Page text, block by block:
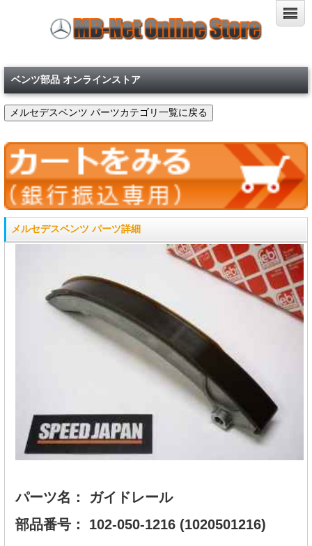
ベンツ部品 オンラインストア
メルセデスベンツ パーツ詳細
パーツ名： ガイドレール
部品番号： 102-050-1216 (1020501216)